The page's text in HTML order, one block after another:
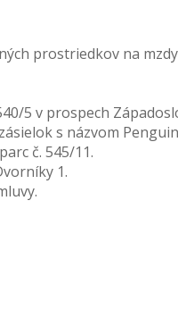
prostriedkov na
5 v prospech
s názvom
č. 545/11.
1.